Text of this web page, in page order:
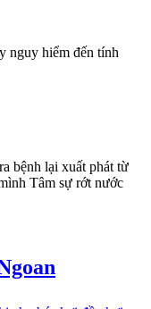
nguy hiểm đến tính
bệnh lại xuất phát từ
Tâm sự rớt nước